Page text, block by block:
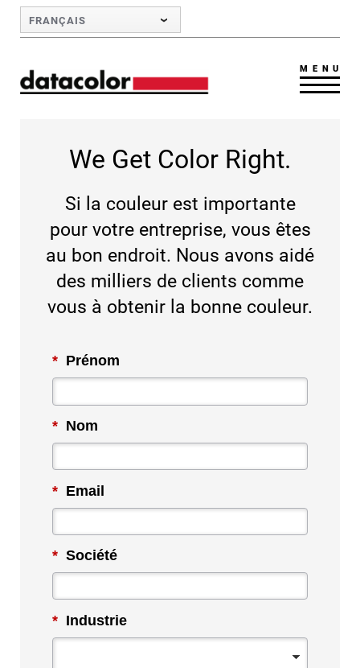
Skip to Main Content
FRANÇAIS
MENU
We Get Color Right.
Si la couleur est importante
pour votre entreprise, vous êtes
au bon endroit. Nous avons aidé
des milliers de clients comme
vous à obtenir la bonne couleur.
* Prénom
* Nom
* Email
* Société
* Industrie